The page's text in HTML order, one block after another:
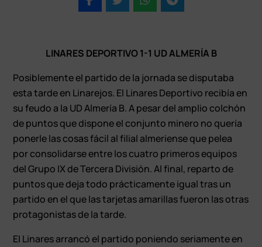
LINARES DEPORTIVO 1-1 UD ALMERÍA B
Posiblemente el partido de la jornada se disputaba
esta tarde en Linarejos. El Linares Deportivo recibía en
su feudo a la UD Almería B. A pesar del amplio colchón
de puntos que dispone el conjunto minero no quería
ponerle las cosas fácil al filial almeriense que pelea
por consolidarse entre los cuatro primeros equipos
del Grupo IX de Tercera División. Al final, reparto de
puntos que deja todo prácticamente igual tras un
partido en el que las tarjetas amarillas fueron las otras
protagonistas de la tarde.
El Linares arrancó el partido poniendo seriamente en